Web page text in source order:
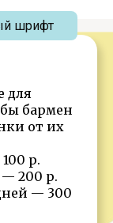
для
бармен
от их
р.
200 р.
— 300
шрифт